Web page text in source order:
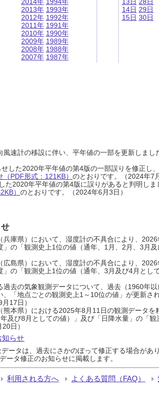
2013年
2012年
2011年
2010年
2009年
2008年
2007年
1993年
1992年
1991年
1990年
1989年
1988年
1987年
14日
15日
29日
30日
風速計の移設に伴い、平年値の一部を更新しまし
した2020年平年値の第4版の一部誤りを修正し
PDF形式：121KB） のとおりです。（2024年7
た2020年平年値の第4版に誤りがあると判明し
） のとおりです。（2024年6月3日）
兵庫県）において、湿度計の不具合により、
の「観測史上1位の値（通年、1月、2月、3月
広島県）において、湿度計の不具合により、
」の「観測史上1位の値（通年、3月及び4月と
過去の気象観測データについて、過去（1960年
、「地点ごとの観測史上1～10位の値」が更新さ
17日）
熊本県）における2025年8月11日の観測データ
年及び8月としての値）」及び「日降水量」の「
日）
知らせ
ータは、過去にさかのぼって修正する場合があ
ータ修正のお知らせに掲載します。
利用される方へ よくある質問（FAQ）